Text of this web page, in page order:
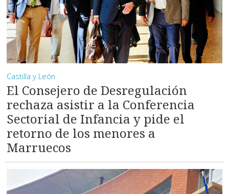
Castilla y León
El Consejero de Desregulación
rechaza asistir a la Conferencia
Sectorial de Infancia y pide el
retorno de los menores a
Marruecos